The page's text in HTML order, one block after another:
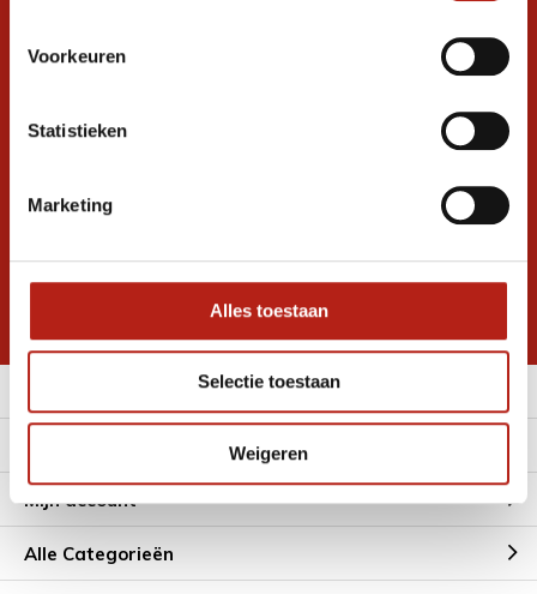
Voorkeuren
Statistieken
Marketing
Alles toestaan
Selectie toestaan
Weigeren
Ontvang de nieuwste aanbiedingen en
promoties
Inschrijven voor
korting
* Lees hier de wettelijke beperkingen
Mijn account
Alle Categorieën